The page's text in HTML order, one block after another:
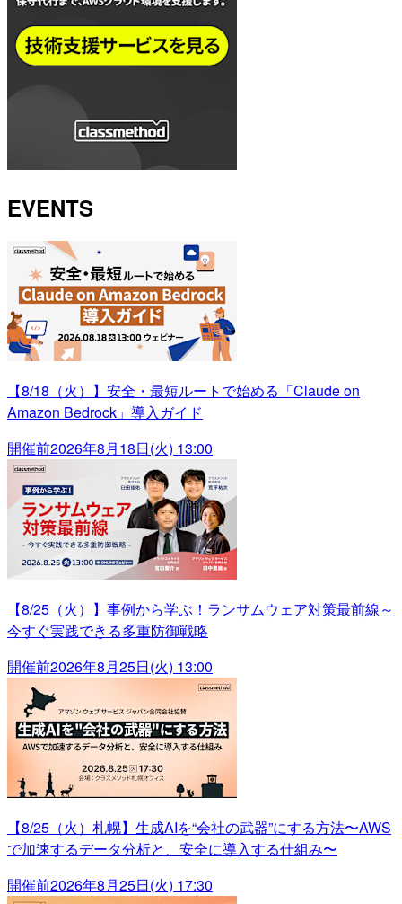
EVENTS
【8/18（火）】安全・最短ルートで始める「Claude on
Amazon Bedrock」導入ガイド
開催前2026年8月18日(火) 13:00
【8/25（火）】事例から学ぶ！ランサムウェア対策最前線～
今すぐ実践できる多重防御戦略
開催前2026年8月25日(火) 13:00
【8/25（火）札幌】生成AIを“会社の武器”にする方法〜AWS
で加速するデータ分析と、安全に導入する仕組み〜
開催前2026年8月25日(火) 17:30